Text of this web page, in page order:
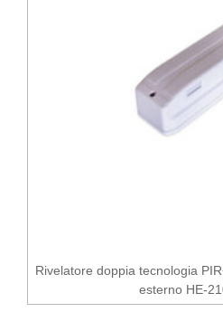
Rivelatore doppia tecnologia
esterno HE-